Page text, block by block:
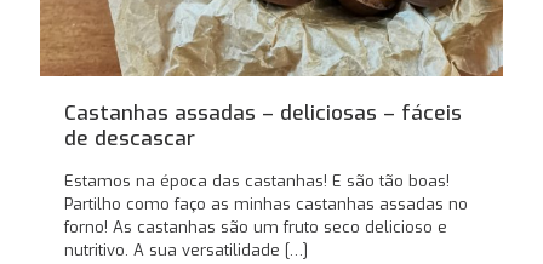
Castanhas assadas – deliciosas – fáceis
de descascar
Estamos na época das castanhas! E são tão boas!
Partilho como faço as minhas castanhas assadas no
forno! As castanhas são um fruto seco delicioso e
nutritivo. A sua versatilidade […]